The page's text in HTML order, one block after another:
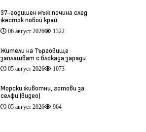
37-годишен мъж почина след
жесток побой край
Младежкия хълм в Пловдив
(видео)
06 август 2026 1322
Жители на Търговище
заплашват с блокада заради
опасен участък на пътя
София–Варна (видео)
05 август 2026 1073
Морски животни, готови за
селфи (видео)
05 август 2026 964